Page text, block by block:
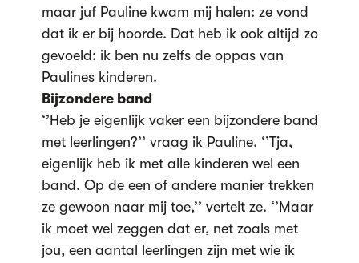
maar juf Pauline kwam mij halen: ze vond
dat ik er bij hoorde. Dat heb ik ook altijd zo
gevoeld: ik ben nu zelfs de oppas van
Paulines kinderen.
Bijzondere band
‘’Heb je eigenlijk vaker een bijzondere band
met leerlingen?’’ vraag ik Pauline. ‘’Tja,
eigenlijk heb ik met alle kinderen wel een
band. Op de een of andere manier trekken
ze gewoon naar mij toe,’’ vertelt ze. ‘’Maar
ik moet wel zeggen dat er, net zoals met
jou, een aantal leerlingen zijn met wie ik